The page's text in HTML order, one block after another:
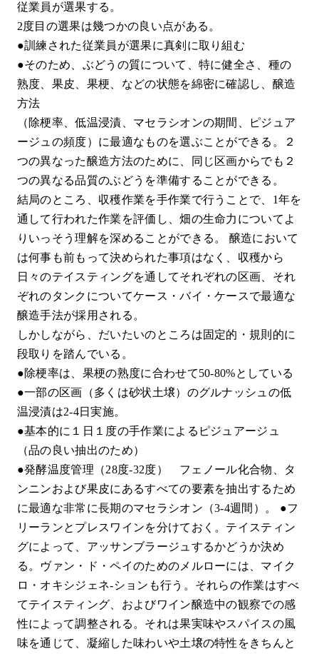
従業員が選果する。
2度目の選果は幾つかの良い点がある。
●訓練された従業員が選果に真剣に取り組む
●そのため、ぶどうの質について、特に健全さ、種の
熟度、果皮、果梗、などの状態を綿密に確認し、醸造
方法
（除梗率、低温浸漬、マセラシオンの期間、ピジュア
ージュの頻度）に最適なものを選ぶことができる。２
つの異なった醸造方法のために、同じ区画からでも２
つの異なる品質のぶどうを準備することができる。
結局のところ、収穫作業を手作業で行うことで、1年を
通して行われた作業を評価し、畑の生命力についてよ
りいっそう理解を深めることができる。 醸造において
は何事も前もって決められた事項はなく、収穫から
日々のテイスティングを通してそれぞれの区画、それ
ぞれのタンクについてケース・バイ・ケースで最適な
醸造手法が採用される。
しかしながら、だいたいのところは固定的・規則的に
段取りを踏んでいる。
●除梗率は、果梗の熟度に合わせて50-80%としている
●一部の区画（多くは砂状土壌）のグルナッシュの低
温浸漬は2-4日実施。
●基本的に１日１度の手作業によるピジュアージュ
（品の良い抽出のため）
●発酵温度管理（28度-32度） フェノール化合物、タ
ンニンおよび果皮にあるすべての要素を抽出するため
に最適な非常に長期のマセラシオン（3-4週間）。 ●フ
リーランとプレスワインを分けておく。テイスティン
グによって、アッサンブラージュするかどうか決め
る。ヴァン・ド・ペイのためのメルローには、マイク
ロ・オキシジェネ-ションも行う。それらの作業はすべ
てテイスティング、およびワイン醸造中の観察での感
性によって調整される。それは果実味やスパイスの風
味を通じて、凝縮した味わいや土壌の特性をきちんと